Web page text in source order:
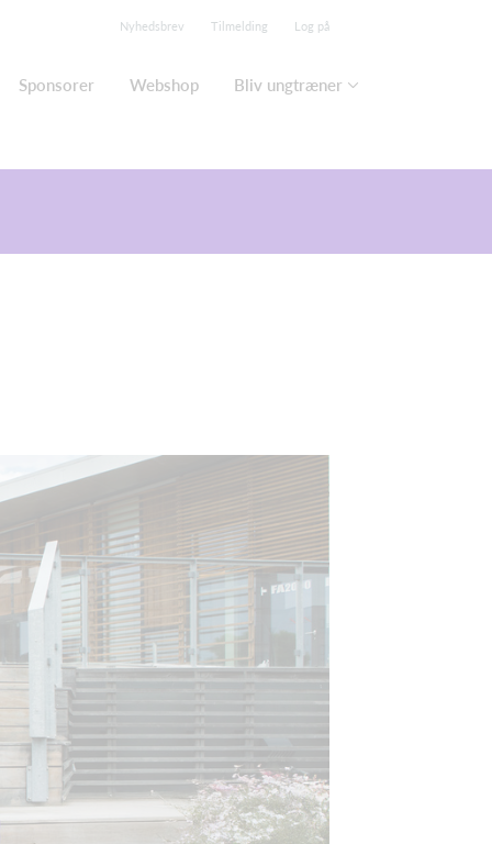
Nyhedsbrev Tilmelding Log på
Sponsorer Webshop Bliv ungtræner